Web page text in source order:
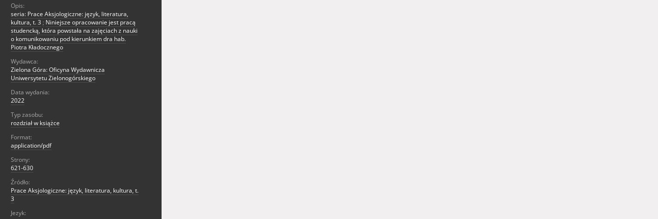
Opis:
seria: Prace Aksjologiczne: język, literatura,
kultura, t. 3 ; Niniejsze opracowanie jest pracą
studencką, która powstała na zajęciach z nauki
o komunikowaniu pod kierunkiem dra hab.
Piotra Kładocznego
Wydawca:
Zielona Góra: Oficyna Wydawnicza
Uniwersytetu Zielonogórskiego
Data wydania:
2022
Typ zasobu:
rozdział w książce
Format:
application/pdf
Strony:
621-630
Źródło:
Prace Aksjologiczne: język, literatura, kultura, t.
3
Jezyk: